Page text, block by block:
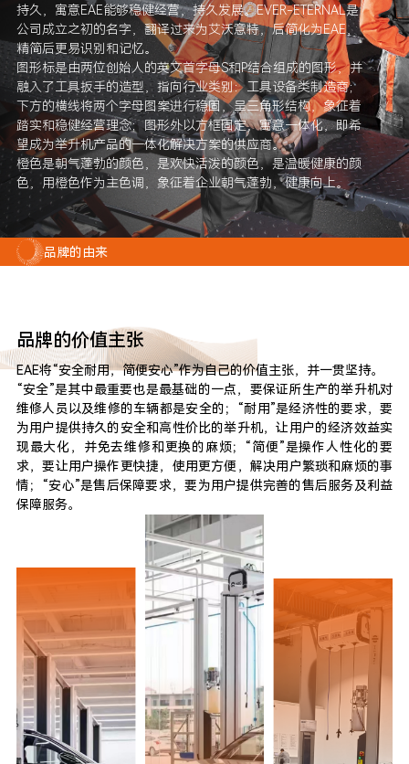
持久，寓意EAE能够稳健经营，持久发展。EVER-ETERNAL是
公司成立之初的名字，翻译过来为艾沃意特，后简化为EAE，
精简后更易识别和记忆。
图形标是由两位创始人的英文首字母S和P结合组成的图形，并
融入了工具扳手的造型，指向行业类别：工具设备类制造商；
下方的横线将两个字母图案进行稳固，呈三角形结构，象征着
踏实和稳健经营理念；图形外以方框固定，寓意一体化，即希
望成为举升机产品的一体化解决方案的供应商。
橙色是朝气蓬勃的颜色，是欢快活泼的颜色，是温暖健康的颜
色，用橙色作为主色调，象征着企业朝气蓬勃，健康向上。
品牌的由来
品牌的价值主张
EAE将“安全耐用，简便安心”作为自己的价值主张，并一贯坚持。
“安全”是其中最重要也是最基础的一点，要保证所生产的举升机对
维修人员以及维修的车辆都是安全的；“耐用”是经济性的要求，要
为用户提供持久的安全和高性价比的举升机，让用户的经济效益实
现最大化，并免去维修和更换的麻烦；“简便”是操作人性化的要
求，要让用户操作更快捷，使用更方便，解决用户繁琐和麻烦的事
情；“安心”是售后保障要求，要为用户提供完善的售后服务及利益
保障服务。